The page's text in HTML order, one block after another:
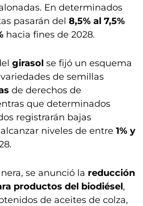
En determinados
pasarán del 8,5% al 7,5%
hacia fines de 2028.
girasol se fijó un esquema
de semillas
de derechos de
que determinados
registrarán bajas
niveles de entre 1% y
se anunció la reducción
productos del biodiésel,
de aceites de colza,